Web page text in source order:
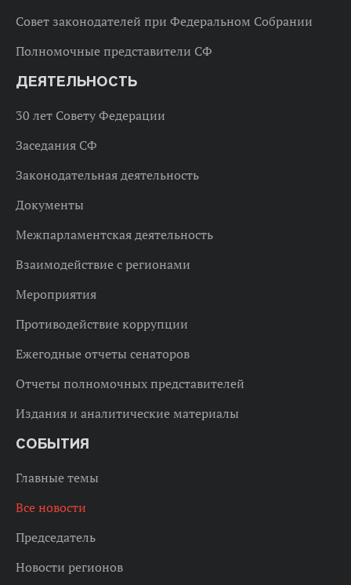
Совет законодателей при Федеральном Собрании
Полномочные представители СФ
ДЕЯТЕЛЬНОСТЬ
30 лет Совету Федерации
Заседания СФ
Законодательная деятельность
Документы
Межпарламентская деятельность
Взаимодействие с регионами
Мероприятия
Противодействие коррупции
Ежегодные отчеты сенаторов
Отчеты полномочных представителей
Издания и аналитические материалы
СОБЫТИЯ
Главные темы
Все новости
Председатель
Новости регионов